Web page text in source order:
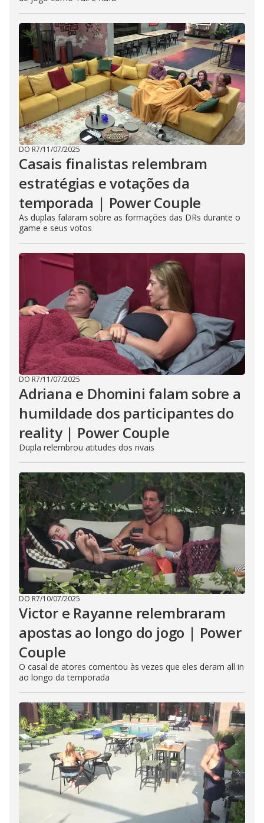
DO R7/11/07/2025
Casais finalistas relembram
estratégias e votações da
temporada | Power Couple
As duplas falaram sobre as formações das DRs durante o
game e seus votos
DO R7/11/07/2025
Adriana e Dhomini falam sobre a
humildade dos participantes do
reality | Power Couple
Dupla relembrou atitudes dos rivais
DO R7/10/07/2025
Victor e Rayanne relembraram
apostas ao longo do jogo | Power
Couple
O casal de atores comentou às vezes que eles deram all in
ao longo da temporada